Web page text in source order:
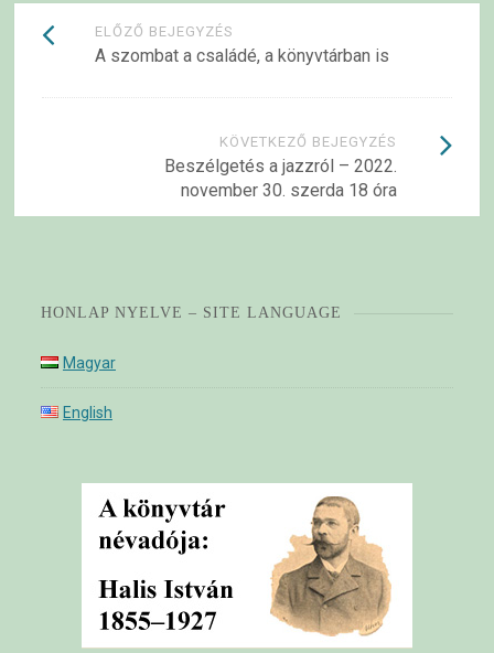
Bejegyzések
navigációja
ELŐZŐ BEJEGYZÉS
A szombat a családé, a könyvtárban is
KÖVETKEZŐ BEJEGYZÉS
Beszélgetés a jazzról – 2022.
november 30. szerda 18 óra
HONLAP NYELVE – SITE LANGUAGE
Magyar
English